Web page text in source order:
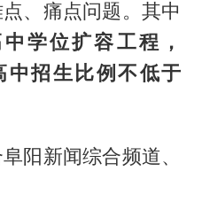
、痛点问题。其中
学位扩容工程，
招生比例不低于
阳新闻综合频道、